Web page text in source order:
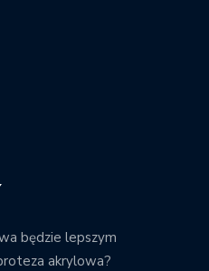
będzie lepszym
akrylowa?